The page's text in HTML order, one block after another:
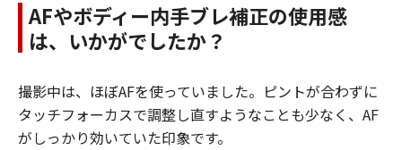
AFやボディー内手ブレ補正の使用感
は、いかがでしたか？
撮影中は、ほぼAFを使っていました。ピントが合わずに
タッチフォーカスで調整し直すようなことも少なく、AF
がしっかり効いていた印象です。